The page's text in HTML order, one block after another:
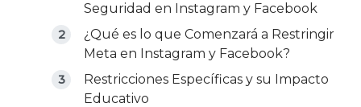
Seguridad en Instagram y Facebook
¿Qué es lo que Comenzará a Restringir
Meta en Instagram y Facebook?
Restricciones Específicas y su Impacto
Educativo